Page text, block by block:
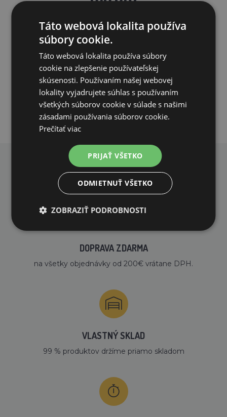
PRIDAŤ DO KOŠÍKA
PREČO NAKUPOVAŤ U NÁS?
DOPRAVA ZDARMA
na všetky objednávky od 200€ vrátane DPH.
VLASTNÝ SKLAD
99 % produktov držíme priamo skladom
Táto webová lokalita používa
súbory cookie.
Táto webová lokalita používa súbory
cookie na zlepšenie používateľskej
skúsenosti. Používaním našej webovej
lokality vyjadrujete súhlas s používaním
všetkých súborov cookie v súlade s našimi
zásadami používania súborov cookie.
Prečítať viac
PRIJAŤ VŠETKO
ODMIETNUŤ VŠETKO
ZOBRAZIŤ PODROBNOSTI